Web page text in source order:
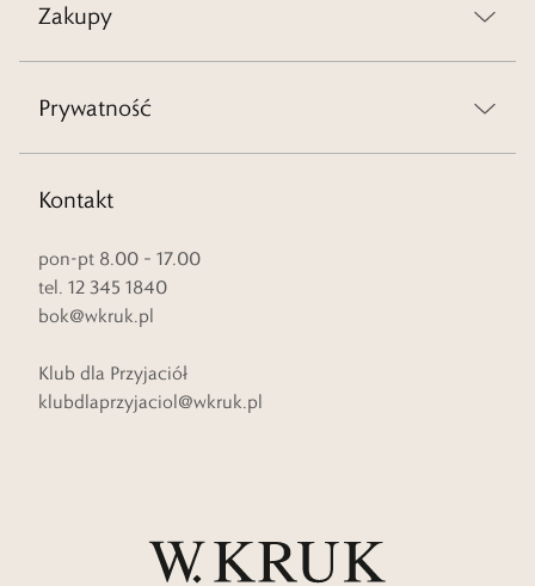
Zakupy
Prywatność
Kontakt
pon-pt 8.00 – 17.00
tel. 12 345 1840
bok@wkruk.pl
Klub dla Przyjaciół
klubdlaprzyjaciol@wkruk.pl